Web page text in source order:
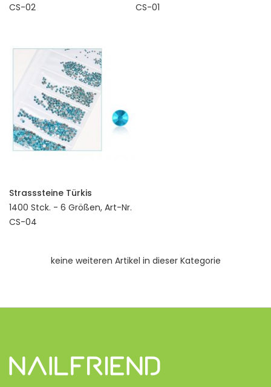
CS-02
CS-01
Strasssteine Türkis
1400 Stck. - 6 Größen, Art-Nr.
CS-04
keine weiteren Artikel in dieser Kategorie